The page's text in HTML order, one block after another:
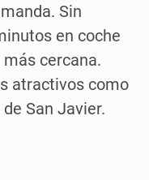
Sin
en coche
cercana.
atractivos como
San Javier.